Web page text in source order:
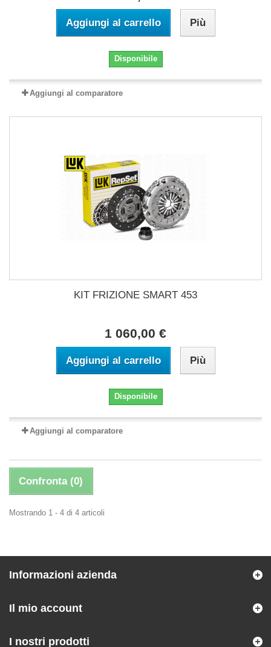
Aggiungi al carrello Più
Disponibile
Aggiungi al comparatore
KIT FRIZIONE SMART 453
1 060,00 €
Aggiungi al carrello Più
Disponibile
Aggiungi al comparatore
Confronta (0)
Mostrando 1 - 4 di 4 articoli
Informazioni azienda
Il mio account
I nostri prodotti